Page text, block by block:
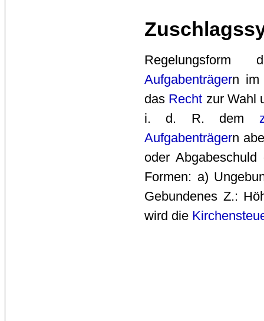
Aufgabenträgern
das Recht zur Wahl
i. d. R. dem
Aufgabenträgern
oder
Formen: a)
Gebundenes Z.:
wird die